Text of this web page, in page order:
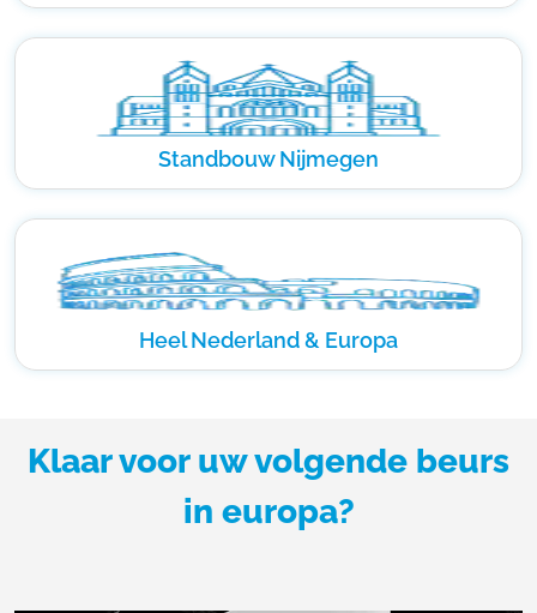
Standbouw Nijmegen
Heel Nederland & Europa
Klaar voor uw volgende beurs
in europa?